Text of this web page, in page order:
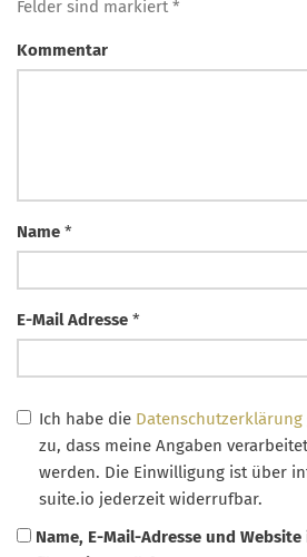
Felder sind markiert *
Kommentar
Name *
E-Mail Adresse *
Ich habe die Datenschutzerklärung
zu, dass meine Angaben
werden. Die Einwilligung ist über
suite.io jederzeit widerrufbar.
Name, E-Mail-Adresse und